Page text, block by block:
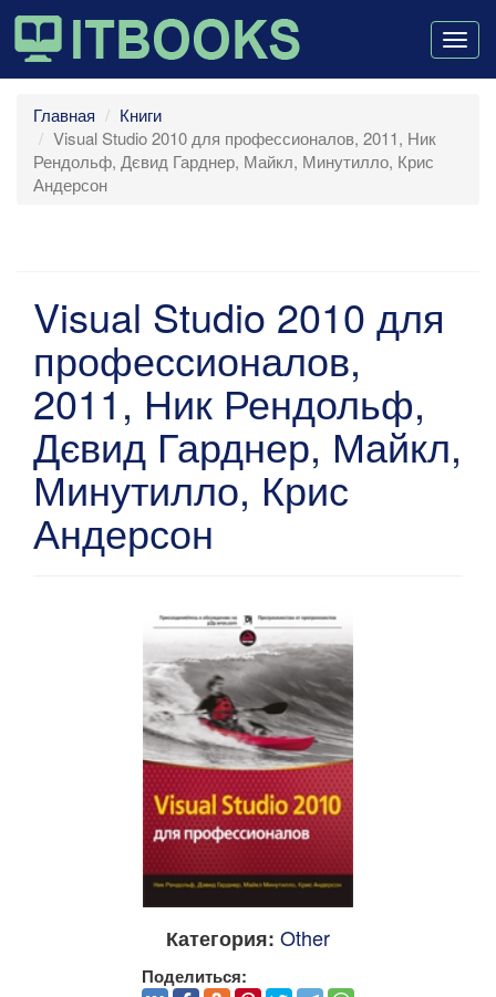
Главная
Книги
Visual Studio 2010 для профессионалов, 2011, Ник
Рендольф, Дєвид Гарднер, Майкл, Минутилло, Крис
Андерсон
Visual Studio 2010 для
профессионалов,
2011, Ник Рендольф,
Дєвид Гарднер, Майкл,
Минутилло, Крис
Андерсон
Категория: Other
Поделиться: